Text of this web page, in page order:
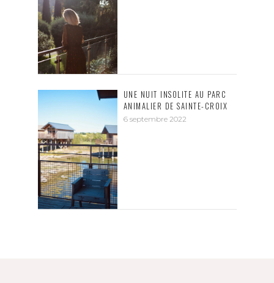
UNE NUIT INSOLITE AU PARC
ANIMALIER DE SAINTE-CROIX
6 septembre 2022